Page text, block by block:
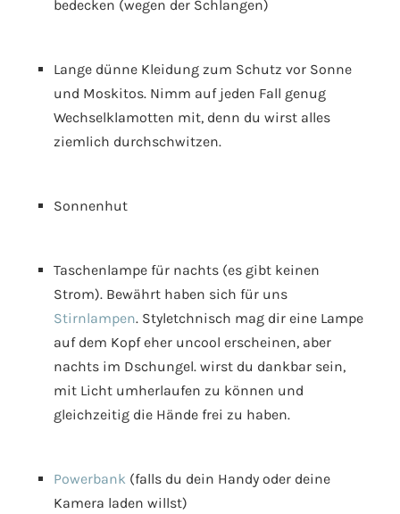
bedecken (wegen der Schlangen)
Lange dünne Kleidung zum Schutz vor Sonne
und Moskitos. Nimm auf jeden Fall genug
Wechselklamotten mit, denn du wirst alles
ziemlich durchschwitzen.
Sonnenhut
Taschenlampe für nachts (es gibt keinen
Strom). Bewährt haben sich für uns
Stirnlampen. Styletchnisch mag dir eine Lampe
auf dem Kopf eher uncool erscheinen, aber
nachts im Dschungel. wirst du dankbar sein,
mit Licht umherlaufen zu können und
gleichzeitig die Hände frei zu haben.
Powerbank (falls du dein Handy oder deine
Kamera laden willst)